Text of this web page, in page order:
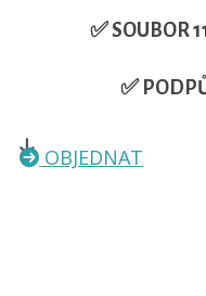
✅ SOUBOR
✅
OBJEDNAT